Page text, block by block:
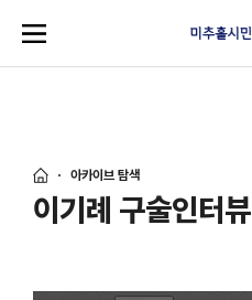
아카이브 탐색
이기례 구술인터뷰